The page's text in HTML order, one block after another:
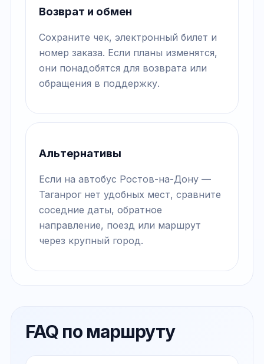
Возврат и обмен
Сохраните чек, электронный билет и
номер заказа. Если планы изменятся,
они понадобятся для возврата или
обращения в поддержку.
Альтернативы
Если на автобус Ростов-на-Дону —
Таганрог нет удобных мест, сравните
соседние даты, обратное
направление, поезд или маршрут
через крупный город.
FAQ по маршруту